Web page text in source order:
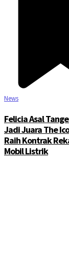
News
Felicia Asal
Jadi Juara The
Raih Kontrak
Mobil Listrik